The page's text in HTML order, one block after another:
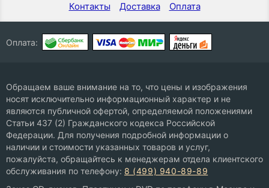
Контакты Доставка Оплата
Оплата:
Обращаем ваше внимание на то, что цены и изображения
носят исключительно информационный характер и не
являются публичной офертой, определяемой положениями
Статьи 437 (2) Гражданского кодекса Российской
Федерации. Для получения подробной информации о
наличии и стоимости указанных товаров и услуг,
пожалуйста, обращайтесь к менеджерам отдела клиентского
обслуживания по телефону: 8 (499) 940-89-89